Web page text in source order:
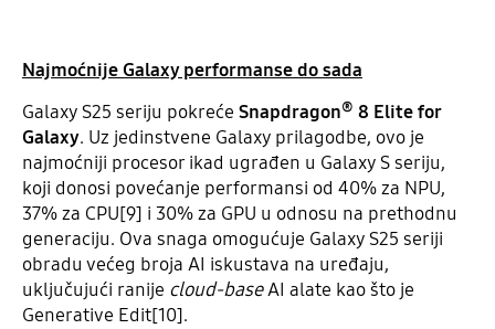
Najmoćnije Galaxy performanse do sada
Galaxy S25 seriju pokreće Snapdragon® 8 Elite for
Galaxy. Uz jedinstvene Galaxy prilagodbe, ovo je
najmoćniji procesor ikad ugrađen u Galaxy S seriju,
koji donosi povećanje performansi od 40% za NPU,
37% za CPU[9] i 30% za GPU u odnosu na prethodnu
generaciju. Ova snaga omogućuje Galaxy S25 seriji
obradu većeg broja AI iskustava na uređaju,
uključujući ranije cloud-baseAI alate kao što je
Generative Edit[10].